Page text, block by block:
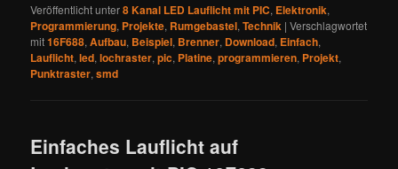
Veröffentlicht unter8 Kanal LED Lauflicht mit PIC, Elektronik,
Programmierung, Projekte, Rumgebastel,Technik |Verschlagwortet
mit16F688,Aufbau, Beispiel, Brenner, Download, Einfach,
Lauflicht,led,lochraster,pic, Platine,programmieren, Projekt,
Punktraster,smd
Einfaches Lauflicht auf